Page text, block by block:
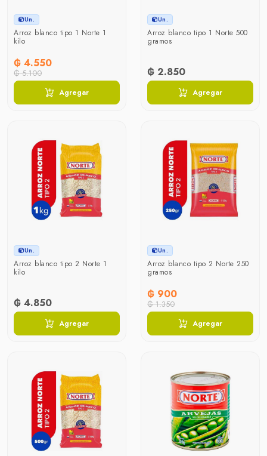
Un.
Arroz blanco tipo 1 Norte 1
kilo
₲ 4.550
₲ 5.100
Agregar
Un.
Arroz blanco tipo 1 Norte 500
gramos
₲ 2.850
Agregar
Un.
Arroz blanco tipo 2 Norte 1
kilo
₲ 4.850
Agregar
Un.
Arroz blanco tipo 2 Norte 250
gramos
₲ 900
₲ 1.350
Agregar